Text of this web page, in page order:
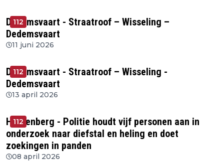
112
Dedemsvaart - Straatroof – Wisseling –
Dedemsvaart
11 juni 2026
112
Dedemsvaart - Straatroof – Wisseling -
Dedemsvaart
13 april 2026
112
Hardenberg - Politie houdt vijf personen aan in
onderzoek naar diefstal en heling en doet
zoekingen in panden
08 april 2026